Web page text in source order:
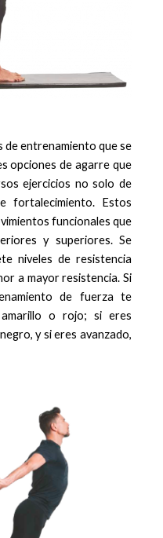
de entrenamiento que se
opciones de agarre que
ejercicios no solo de
fortalecimiento. Estos
funcionales que
y superiores. Se
niveles de resistencia
a mayor resistencia. Si
de fuerza te
o rojo; si eres
y si eres avanzado,